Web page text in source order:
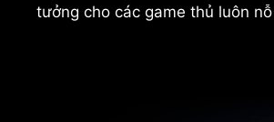
tưởng cho các game thủ luôn